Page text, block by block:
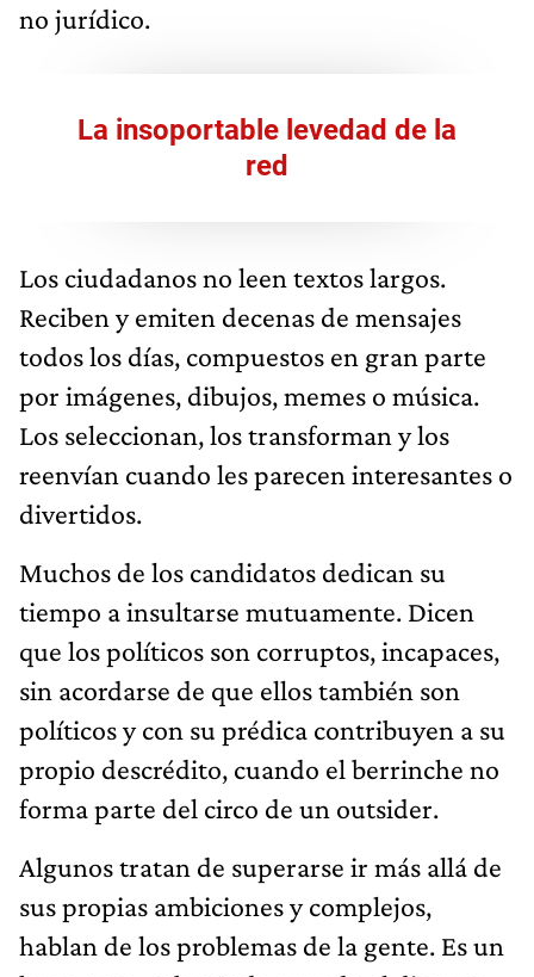
no jurídico.
La insoportable levedad de la
red
Los ciudadanos no leen textos largos.
Reciben y emiten decenas de mensajes
todos los días, compuestos en gran parte
por imágenes, dibujos, memes o música.
Los seleccionan, los transforman y los
reenvían cuando les parecen interesantes o
divertidos.
Muchos de los candidatos dedican su
tiempo a insultarse mutuamente. Dicen
que los políticos son corruptos, incapaces,
sin acordarse de que ellos también son
políticos y con su prédica contribuyen a su
propio descrédito, cuando el berrinche no
forma parte del circo de un outsider.
Algunos tratan de superarse ir más allá de
sus propias ambiciones y complejos,
hablan de los problemas de la gente. Es un